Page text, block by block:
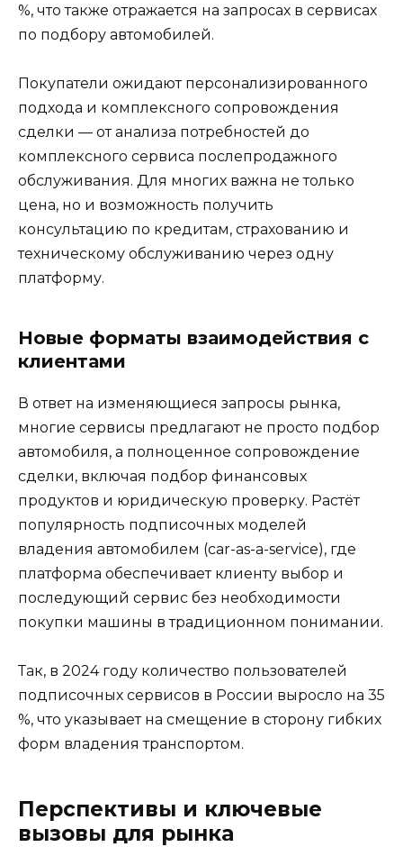
%, что также отражается на запросах в сервисах
по подбору автомобилей.
Покупатели ожидают персонализированного
подхода и комплексного сопровождения
сделки — от анализа потребностей до
комплексного сервиса послепродажного
обслуживания. Для многих важна не только
цена, но и возможность получить
консультацию по кредитам, страхованию и
техническому обслуживанию через одну
платформу.
Новые форматы взаимодействия с
клиентами
В ответ на изменяющиеся запросы рынка,
многие сервисы предлагают не просто подбор
автомобиля, а полноценное сопровождение
сделки, включая подбор финансовых
продуктов и юридическую проверку. Растёт
популярность подписочных моделей
владения автомобилем (car-as-a-service), где
платформа обеспечивает клиенту выбор и
последующий сервис без необходимости
покупки машины в традиционном понимании.
Так, в 2024 году количество пользователей
подписочных сервисов в России выросло на 35
%, что указывает на смещение в сторону гибких
форм владения транспортом.
Перспективы и ключевые
вызовы для рынка